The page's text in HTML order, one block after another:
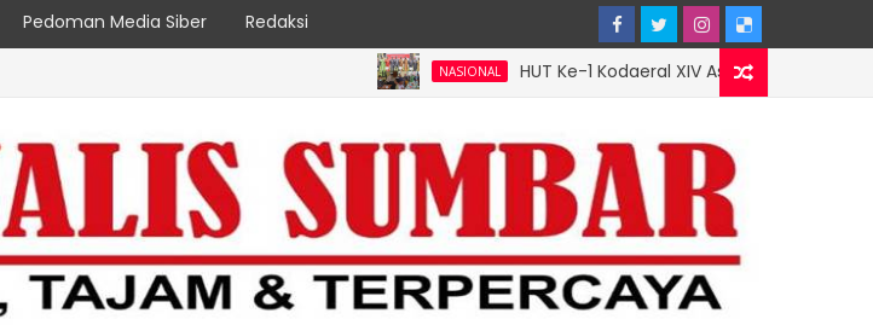
Pedoman Media Siber Redaksi
HUT Ke-1 Kodaeral XIV Aster Pangkoarmada III Hadiri